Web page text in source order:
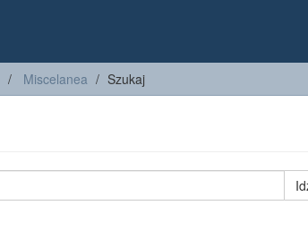
Miscelanea Szukaj